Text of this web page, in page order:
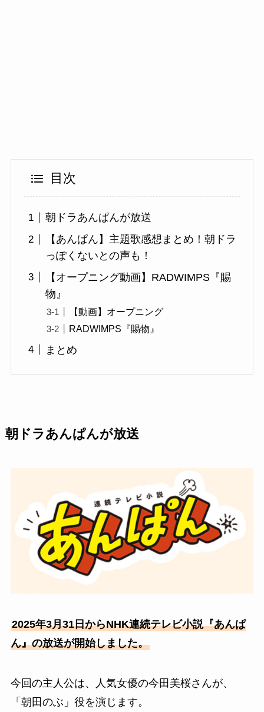
目次
朝ドラあんぱんが放送
【あんぱん】主題歌感想まとめ！朝ドラ
っぽくないとの声も！
【オープニング動画】RADWIMPS『賜
物』
【動画】オープニング
RADWIMPS『賜物』
まとめ
朝ドラあんぱんが放送
2025年3月31日からNHK連続テレビ小説『あんぱ
ん』の放送が開始しました。
今回の主人公は、人気女優の今田美桜さんが、
「朝田のぶ」役を演じます。